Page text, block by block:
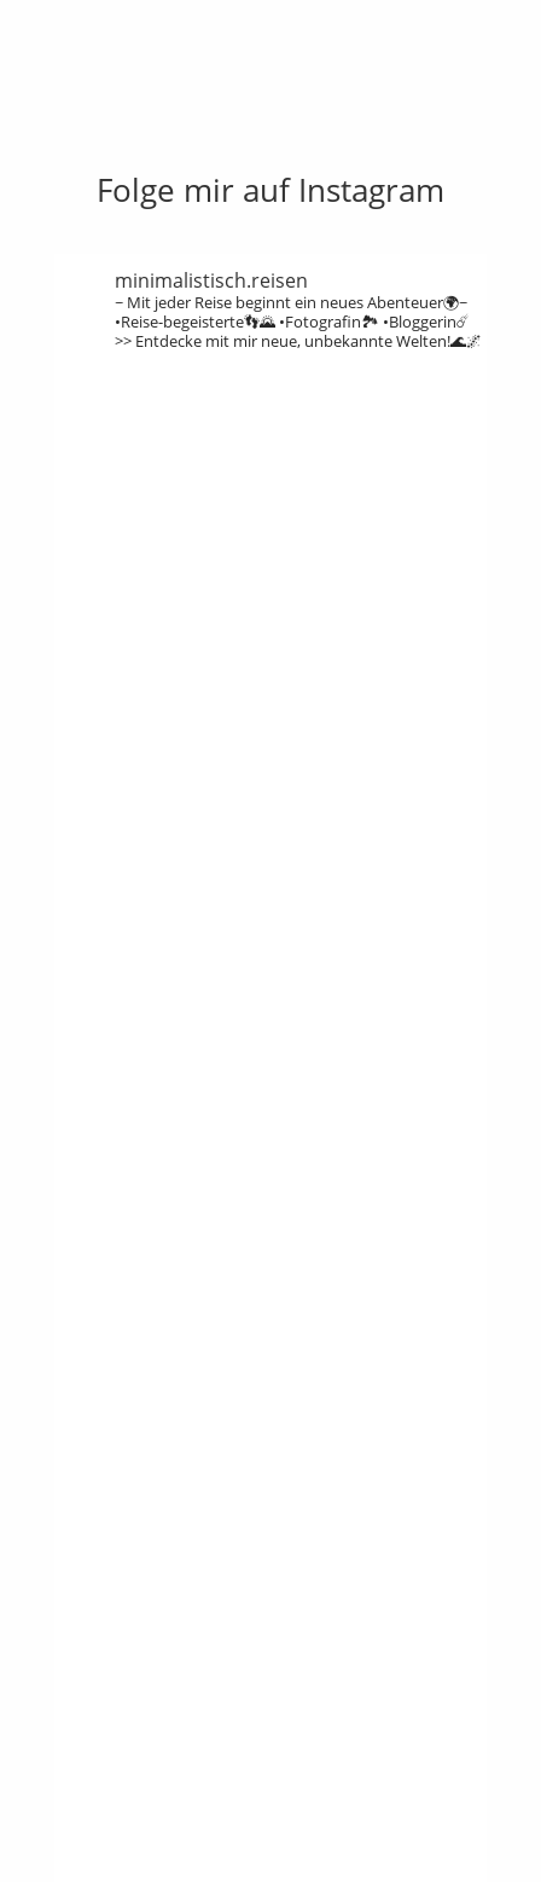
Folge mir auf Instagram
minimalistisch.reisen
~ Mit jeder Reise beginnt ein neues Abenteuer🌍~
•Reise-begeisterte👣🌄•Fotografin🏞️ •Bloggerin☄️
>> Entdecke mit mir neue, unbekannte Welten!🌊🌌